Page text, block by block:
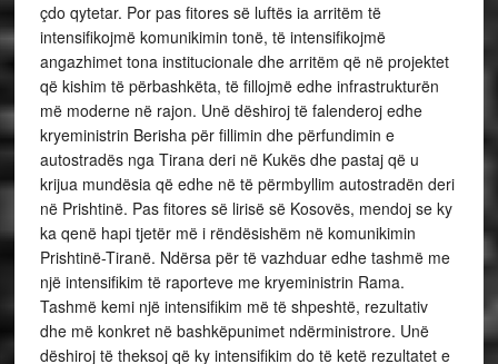
çdo qytetar. Por pas fitores së luftës ia arritëm të
intensifikojmë komunikimin tonë, të intensifikojmë
angazhimet tona institucionale dhe arritëm që në projektet
që kishim të përbashkëta, të fillojmë edhe infrastrukturën
më moderne në rajon. Unë dëshiroj të falenderoj edhe
kryeministrin Berisha për fillimin dhe përfundimin e
autostradës nga Tirana deri në Kukës dhe pastaj që u
krijua mundësia që edhe në të përmbyllim autostradën deri
në Prishtinë. Pas fitores së lirisë së Kosovës, mendoj se ky
ka qenë hapi tjetër më i rëndësishëm në komunikimin
Prishtinë-Tiranë. Ndërsa për të vazhduar edhe tashmë me
një intensifikim të raporteve me kryeministrin Rama.
Tashmë kemi një intensifikim më të shpeshtë, rezultativ
dhe më konkret në bashkëpunimet ndërministrore. Unë
dëshiroj të theksoj që ky intensifikim do të ketë rezultatet e